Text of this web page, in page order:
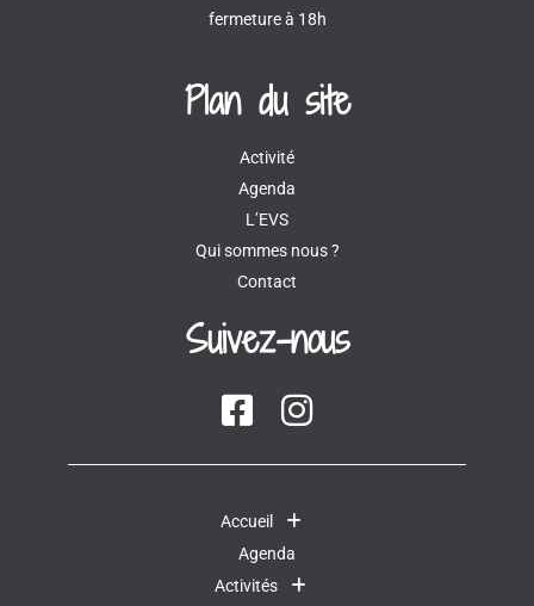
fermeture à 18h
Plan du site
Activité
Agenda
L’EVS
Qui sommes nous ?
Contact
Suivez-nous
Accueil
Agenda
Activités